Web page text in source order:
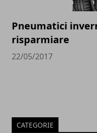
Pneumatici
risparmiare
22/05/2017
CATEGORIE